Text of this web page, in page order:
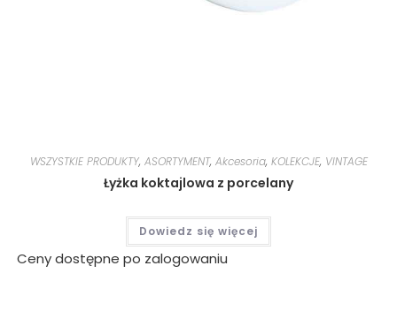
WSZYSTKIE PRODUKTY, ASORTYMENT, Akcesoria, KOLEKCJE, VINTAGE
Łyżka koktajlowa z porcelany
Dowiedz się więcej
Ceny dostępne po zalogowaniu